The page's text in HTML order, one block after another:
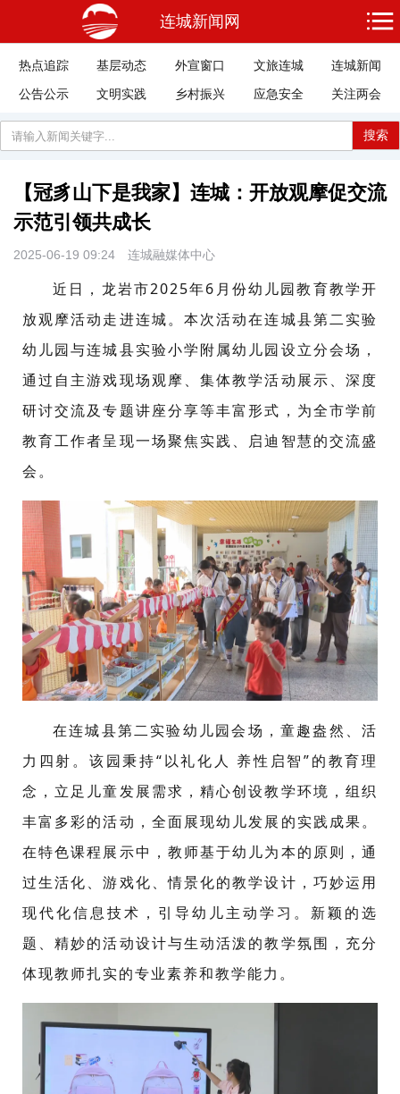
连城新闻网
热点追踪 基层动态 外宣窗口 文旅连城
连城新闻
公告公示
文明实践 乡村振兴 应急安全 关注两会
搜索
【冠豸山下是我家】连城：开放观摩促交流
示范引领共成长
2025-06-19 09:24 连城融媒体中心
近日，龙岩市2025年6月份幼儿园教育教学开
放观摩活动走进连城。本次活动在连城县第二实验
幼儿园与连城县实验小学附属幼儿园设立分会场，
通过自主游戏现场观摩、集体教学活动展示、深度
研讨交流及专题讲座分享等丰富形式，为全市学前
教育工作者呈现一场聚焦实践、启迪智慧的交流盛
会。
在连城县第二实验幼儿园会场，童趣盎然、活
力四射。该园秉持“以礼化人 养性启智”的教育理
念，立足儿童发展需求，精心创设教学环境，组织
丰富多彩的活动，全面展现幼儿发展的实践成果。
在特色课程展示中，教师基于幼儿为本的原则，通
过生活化、游戏化、情景化的教学设计，巧妙运用
现代化信息技术，引导幼儿主动学习。新颖的选
题、精妙的活动设计与生动活泼的教学氛围，充分
体现教师扎实的专业素养和教学能力。